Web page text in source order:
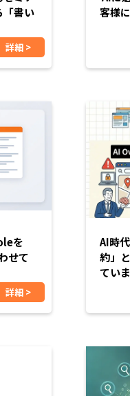
「書い
詳細 >
客様
を
せて
詳細 >
AI時
約」
てい